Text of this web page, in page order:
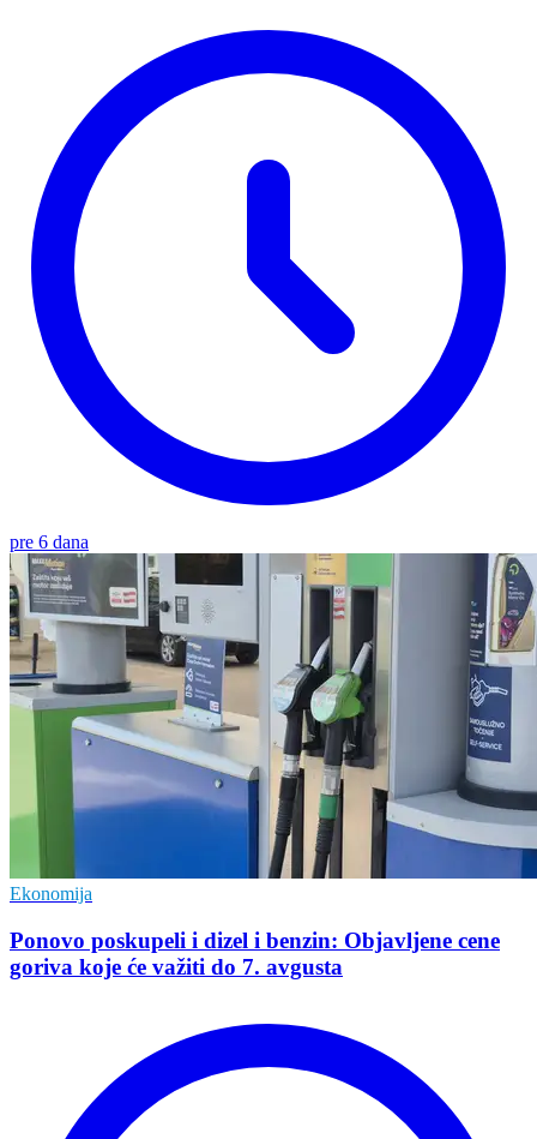
pre 6 dana
Ekonomija
Ponovo poskupeli i dizel i benzin: Objavljene cene
goriva koje će važiti do 7. avgusta